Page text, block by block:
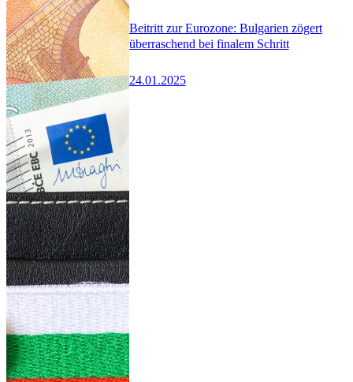
Beitritt zur Eurozone: Bulgarien zögert
überraschend bei finalem Schritt
24.01.2025